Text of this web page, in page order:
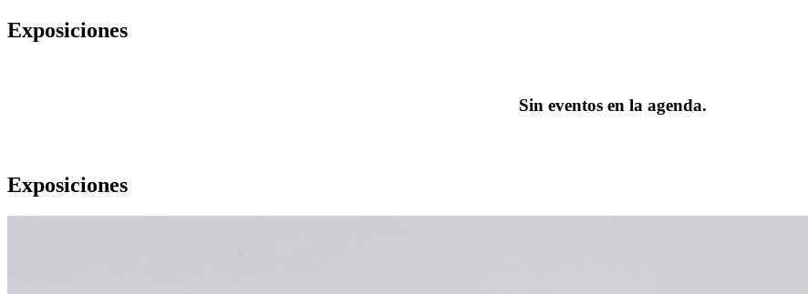
Exposiciones
Sin eventos en la agenda.
Exposiciones